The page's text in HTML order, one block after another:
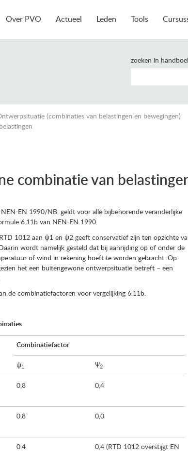
Over PVO Actueel Leden Tools
zoeken in
(combinaties van belastingen en bewegingen)
combinatie van
EN 1990/NB, geldt voor alle bijbehorende veranderlijke
6.11b van NEN-EN 1990.
1012 aan ψ1 en ψ2 geeft conservatief zijn ten opzichte
wordt namelijk gesteld dat bij aanrijding op of onder de
of wind in rekening hoeft te worden gebracht. Op
het een buitengewone ontwerpsituatie betreft – een
de combinatiefactoren voor vergelijking 6.11b.
Combinatiefactor
ψ1 Ψ2
0,8 0,4
0,8 0,0
0,4
0,4 (RTD 1012 overstijgt EN